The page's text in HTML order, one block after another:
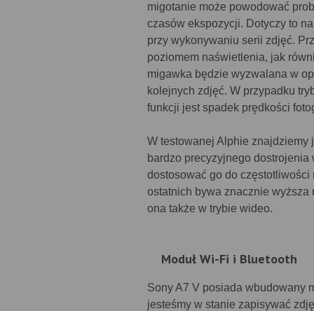
migotanie może powodować
czasów ekspozycji. Dotyczy to
przy wykonywaniu serii zdjęć.
poziomem naświetlenia, jak
migawka będzie wyzwalana w
kolejnych zdjęć. W przypadku
funkcji jest spadek prędkości
W testowanej Alphie znajdziemy
bardzo precyzyjnego
dostosować go do częstotliwości
ostatnich bywa znacznie wyższa
ona także w trybie wideo.
Moduł Wi-Fi i Bluetooth
Sony A7 V posiada wbudowany
jesteśmy w stanie zapisywać